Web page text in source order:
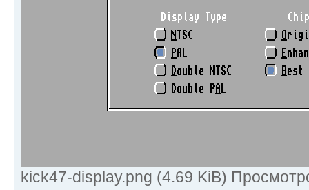
kick47-display.png (4.69 KiB)